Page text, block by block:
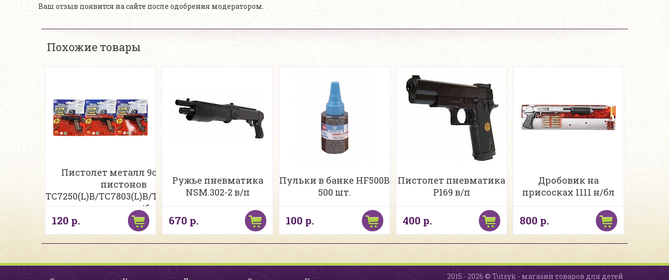
Ваш отзыв появится на сайте после одобрения модератором.
Похожие товары
Пистолет металл 9см по 8
пистонов
TC7250(L)B/TC7803(L)B/TC7888(L)B
в ассорт. н/бл
120 р.
Ружье пневматика
NSM.302-2 в/п
670 р.
Пульки в банке HF500B
500 шт.
100 р.
Пистолет пневматика
P169 в/п
400 р.
Дробовик на
присосках 1111 н/бл
800 р.
2015 - 2026 © Tutsyk - магазин товаров для детей